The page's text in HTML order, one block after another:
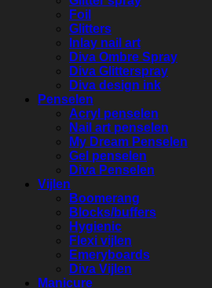
Foil
Glitters
Inlay nail art
Diva Ombre Spray
Diva Glitterspray
Diva design ink
Penselen
Acryl penselen
Nail art penselen
My Dream Penselen
Gel penselen
Diva Penselen
Vijlen
Boomerang
Blocks/buffers
Hygienic
Flexi vijlen
Emeryboards
Diva Vijlen
Manicure